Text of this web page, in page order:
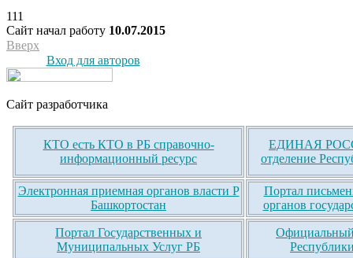
111
Сайт начал работу 10.07.2015
Вверх
Вход для авторов
Сайт разработчика
КТО есть КТО в РБ справочно-
информационный ресурс
ЕДИНАЯ
отделение
Электронная приемная органов власти Р
Башкортостан
Портал
органов
Портал Государственных и
Муниципальных Услуг РБ
Официальный